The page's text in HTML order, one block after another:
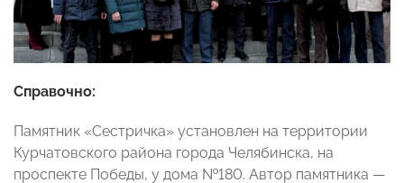
Справочно:
Памятник «Сестричка» установлен на территории
Курчатовского района города Челябинска, на
проспекте Победы, у дома №180. Автор памятника —